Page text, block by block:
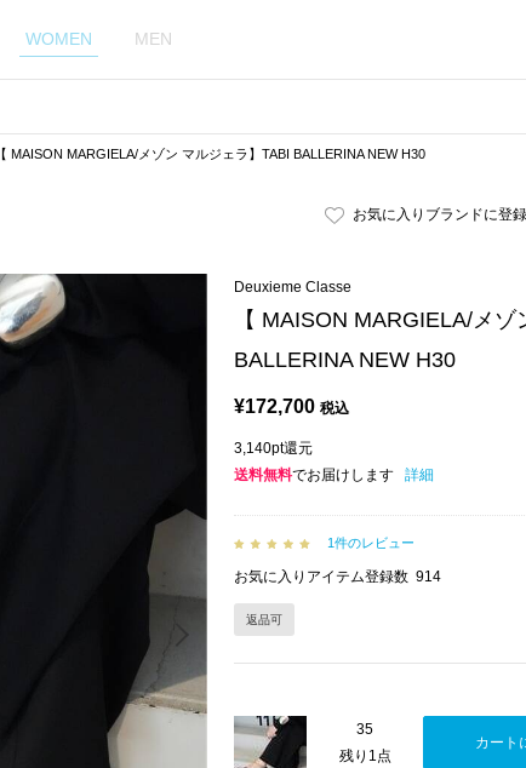
WOMEN MEN
【 MAISON MARGIELA/メゾン マルジェラ】TABI BALLERINA NEW H30
お気に入りブランドに登録
Deuxieme Classe
【 MAISON MARGIELA/メ
BALLERINA NEW H30
¥172,700 税込
3,140pt還元
送料無料でお届けします 詳細
1件のレビュー
お気に入りアイテム登録数 914
返品可
35
残り1点
カート